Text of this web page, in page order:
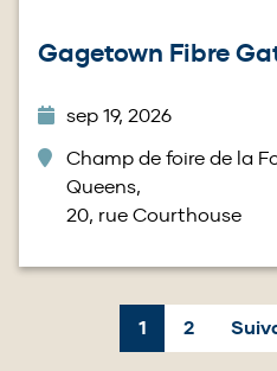
Gagetown Fibre
sep 19, 2026
Champ de foire de la
Queens,
20, rue Courthouse
Page
courante
1 Page
2